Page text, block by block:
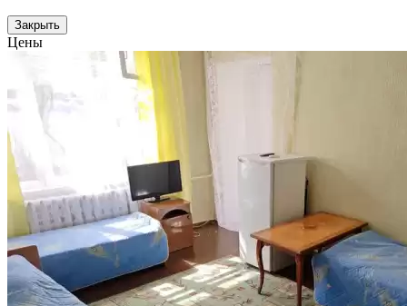
Закрыть
Цены